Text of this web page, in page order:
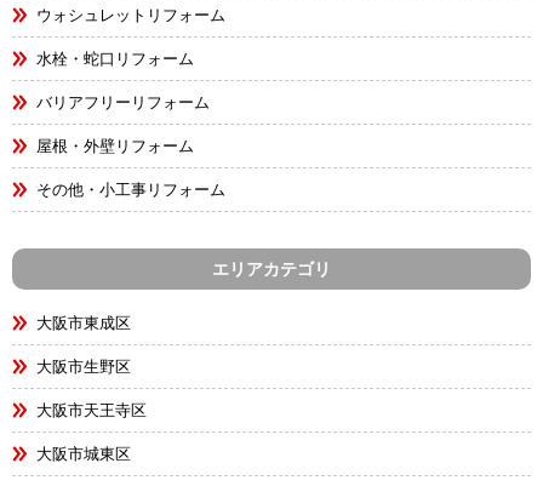
ウォシュレットリフォーム
水栓・蛇口リフォーム
バリアフリーリフォーム
屋根・外壁リフォーム
その他・小工事リフォーム
エリアカテゴリ
大阪市東成区
大阪市生野区
大阪市天王寺区
大阪市城東区